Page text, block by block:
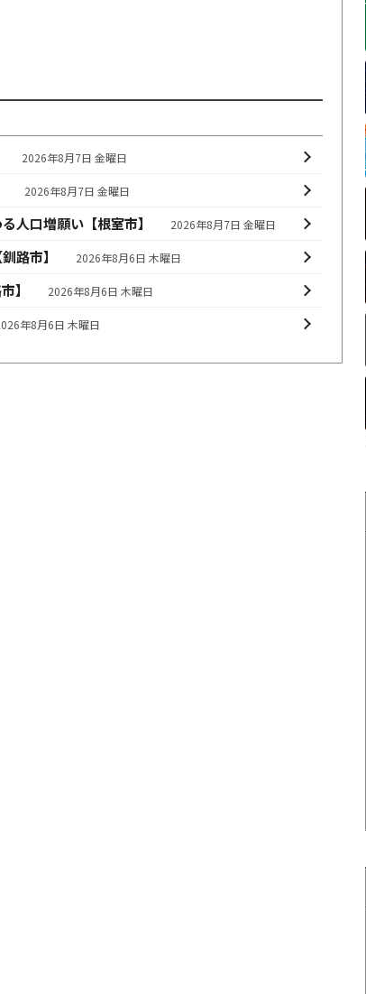
2026年8月7日 金曜日
2026年8月7日 金曜日
口増願い【根室市】 2026年8月7日 金曜日
路市】 2026年8月6日 木曜日
】 2026年8月6日 木曜日
年8月6日 木曜日